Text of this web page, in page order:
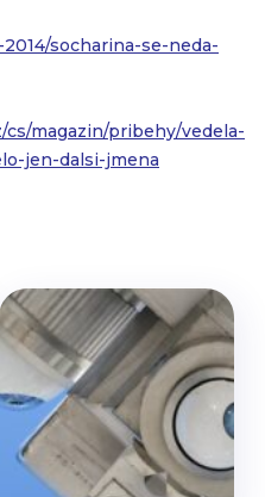
socharina-se-neda-
magazin/pribehy/vedela-
jen-dalsi-jmena